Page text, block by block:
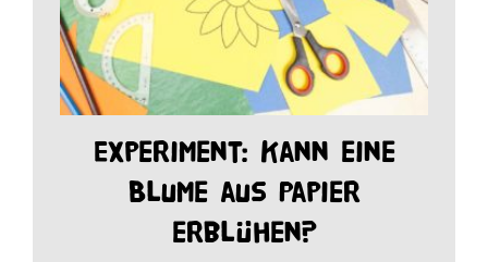
Experiment: Kann eine
Blume aus Papier
erblühen?